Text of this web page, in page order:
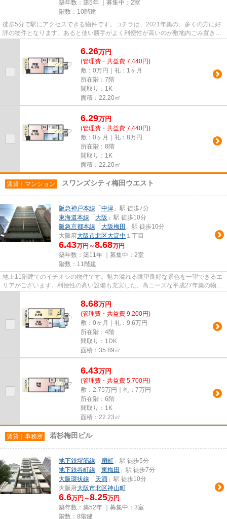
築年数：築5年 ｜募集中： 2室
階数：10階建
徒歩5分で駅にアクセスできる物件です。コチラは、2021年築の、多くの方に好
評の物件となります。あると使い勝手がよく利便性が高いのが敷地内ごみ置き場
6.26万円
(管理費・共益費 7,440円)
敷：0万円｜礼：1ヶ月
所在階：7階
間取り：1K
面積：22.20㎡
6.29万円
(管理費・共益費 7,440円)
敷：0ヶ月｜礼：8万円
所在階：8階
間取り：1K
面積：22.20㎡
賃貸｜マンション スワンズシティ梅田ウエスト
阪急神戸本線 「 中津 」駅 徒歩7分
東海道本線 「 大阪 」駅 徒歩10分
阪急京都本線 「 大阪梅田 」駅 徒歩10分
大阪府大阪市北区大淀中 １丁目
6.43万円～8.68万円
築年数：築11年 ｜募集中： 2室
階数：11階建
地上11階建てのイチオシの物件です。魅力溢れる眺望良好な景色を一望できるエ
リアがございます。利便性の高い設備も充実した、高ニーズな平成27年築の物件
8.68万円
(管理費・共益費 9,200円)
敷：0ヶ月｜礼：9.6万円
所在階：4階
間取り：1DK
面積：35.89㎡
6.43万円
(管理費・共益費 5,700円)
敷：2.75万円｜礼：7万円
所在階：6階
間取り：1K
面積：22.23㎡
賃貸｜事務所 若杉梅田ビル
地下鉄堺筋線 「 扇町 」駅 徒歩5分
地下鉄谷町線 「 東梅田 」駅 徒歩7分
大阪環状線 「 天満 」駅 徒歩10分
大阪府大阪市北区神山町
6.6万円～8.25万円
築年数：築52年 ｜募集中： 3室
階数：8階建